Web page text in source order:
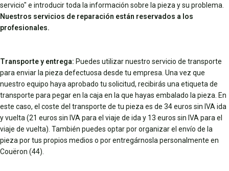
servicio" e introducir toda la información sobre la pieza y su problema.
Nuestros servicios de reparación están reservados a los
profesionales.
Transporte y entrega: Puedes utilizar nuestro servicio de transporte
para enviar la pieza defectuosa desde tu empresa. Una vez que
nuestro equipo haya aprobado tu solicitud, recibirás una etiqueta de
transporte para pegar en la caja en la que hayas embalado la pieza. En
este caso, el coste del transporte de tu pieza es de 34 euros sin IVA ida
y vuelta (21 euros sin IVA para el viaje de ida y 13 euros sin IVA para el
viaje de vuelta). También puedes optar por organizar el envío de la
pieza por tus propios medios o por entregárnosla personalmente en
Couëron (44).